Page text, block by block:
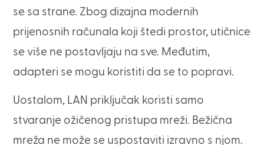
se sa strane. Zbog dizajna modernih
prijenosnih računala koji štedi prostor, utičnice
se više ne postavljaju na sve. Međutim,
adapteri se mogu koristiti da se to popravi.
Uostalom, LAN priključak koristi samo
stvaranje ožičenog pristupa mreži. Bežična
mreža ne može se uspostaviti izravno s njom.